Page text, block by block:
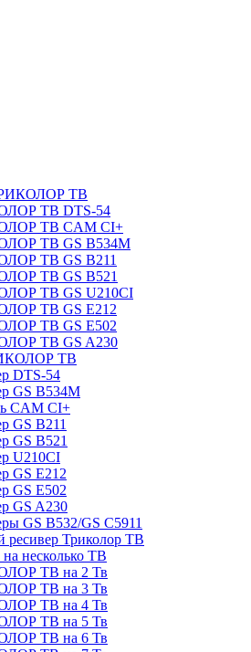
ТВ
ТВ DTS-54
ТВ CAM CI+
ТВ GS B534M
ТВ GS B211
ТВ GS B521
ТВ GS U210CI
ТВ GS E212
ТВ GS E502
ТВ GS A230
ТВ
DTS-54
GS B534M
CAM CI+
GS B211
GS B521
U210CI
GS E212
GS E502
GS A230
GS B532/GS C5911
ресивер Триколор ТВ
несколько ТВ
ТВ на 2 Тв
ТВ на 3 Тв
ТВ на 4 Тв
ТВ на 5 Тв
ТВ на 6 Тв